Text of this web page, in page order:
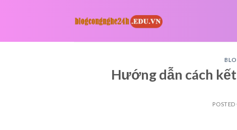
Hướng dẫn cách
POSTED